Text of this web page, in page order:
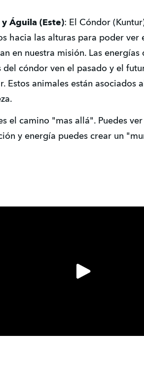
Águila (Este): El Cóndor
hacia las alturas para poder
en nuestra misión. Las
del cóndor ven el pasado y el
Estos animales están
el camino "mas allá". Puedes
y energía puedes crear un